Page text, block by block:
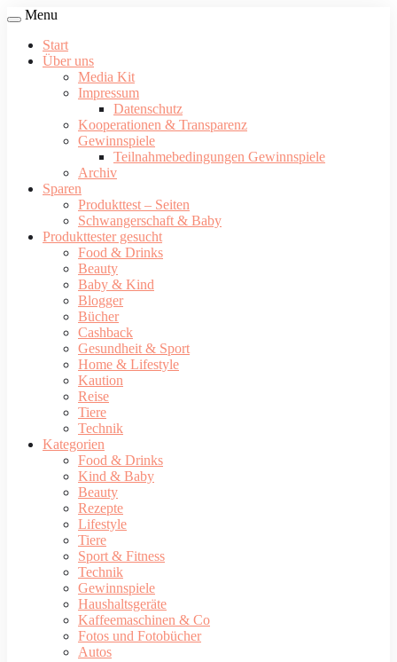
Menu
Start
Über uns
Media Kit
Impressum
Datenschutz
Kooperationen & Transparenz
Gewinnspiele
Teilnahmebedingungen Gewinnspiele
Archiv
Sparen
Produkttest – Seiten
Schwangerschaft & Baby
Produkttester gesucht
Food & Drinks
Beauty
Baby & Kind
Blogger
Bücher
Cashback
Gesundheit & Sport
Home & Lifestyle
Kaution
Reise
Tiere
Technik
Kategorien
Food & Drinks
Kind & Baby
Beauty
Rezepte
Lifestyle
Tiere
Sport & Fitness
Technik
Gewinnspiele
Haushaltsgeräte
Kaffeemaschinen & Co
Fotos und Fotobücher
Autos